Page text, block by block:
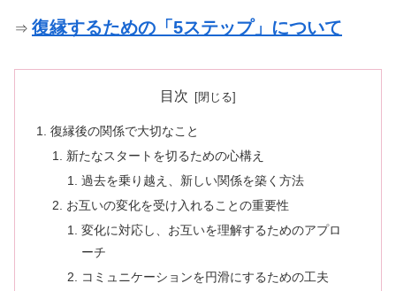
⇒ 復縁するための「5ステップ」について
目次
復縁後の関係で大切なこと
新たなスタートを切るための心構え
過去を乗り越え、新しい関係を築く方法
お互いの変化を受け入れることの重要性
変化に対応し、お互いを理解するためのアプロ
ーチ
コミュニケーションを円滑にするための工夫